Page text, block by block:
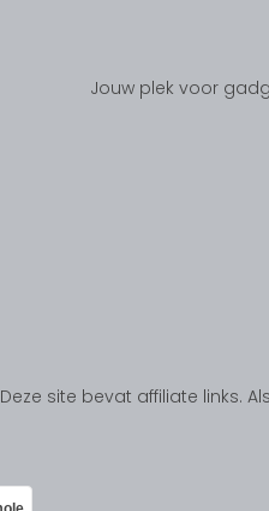
Jouw plek voor
Deze site bevat affiliate links.